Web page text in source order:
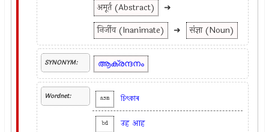
अमूर्त (Abstract)
➜
निर्जीव (Inanimate)
➜ संज्ञा (Noun)
SYNONYM: ആക്രന്ദനം
Wordnet: asm চিৎকাৰ
bd उह आह